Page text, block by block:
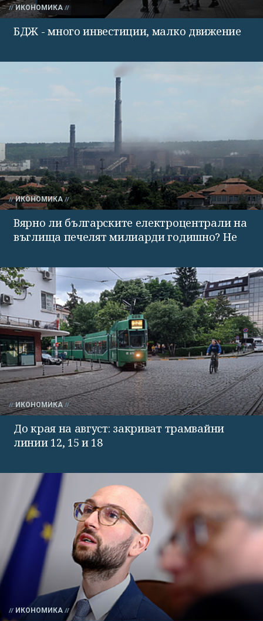
ИКОНОМИКА
БДЖ - много инвестиции, малко движение
ИКОНОМИКА
Вярно ли българските електроцентрали на
въглища печелят милиарди годишно? Не
ИКОНОМИКА
До края на август: закриват трамвайни
линии 12, 15 и 18
ИКОНОМИКА